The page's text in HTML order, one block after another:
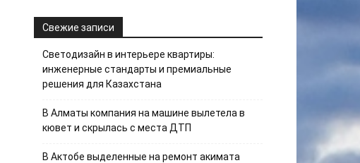
Свежие записи
Светодизайн в интерьере квартиры:
инженерные стандарты и премиальные
решения для Казахстана
В Алматы компания на машине вылетела в
кювет и скрылась с места ДТП
В Актобе выделенные на ремонт акимата